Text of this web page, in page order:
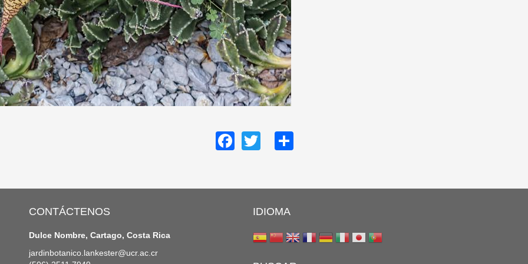
Facebook
TwitterShare
CONTÁCTENOS
Dulce Nombre, Cartago, Costa Rica
jardinbotanico.lankester@ucr.ac.cr
IDIOMA